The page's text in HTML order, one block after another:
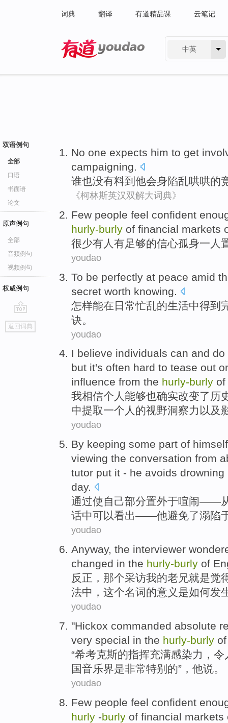
词典 翻译 有道精品课 云笔记
中英
双语例句
全部
口语
书面语
论文
原声例句
全部
音频例句
视频例句
权威例句
go
top
返回词典
No one expects him to get
campaigning.
谁也没有料到 他会身陷乱哄哄的
《柯林斯英汉双解大词典》
Few people feel confident
hurly-burly of financial markets
很少有人 有足够的信心孤身一人
youdao
To be perfectly at peace amid
secret worth knowing
怎样能在 日常忙乱的生活中得到
诀。
youdao
I believe individuals can and do
but it's often hard to tease out
influence from the hurly-burly of
我相信个人 能够也确实改变了 历
中提取一个 人 的视野洞察力 以及
youdao
By keeping some part of himself
viewing the conversation from
tutor put it - he avoids drowning
day.
通过使自己部分置外于喧闹——
话中可以看出——他避免了溺陷
youdao
Anyway, the interviewer
changed in the hurly-burly of
反正 ， 那个采访我的老兄就是觉
法中， 这个名词的意义是如何发
youdao
"Hickox commanded absolute
very special in the hurly-burly of
“希考克斯的指挥充满感染力，令
国音乐界是非常特别 的”，他说。
youdao
Few people feel confident
hurly -burly of financial markets